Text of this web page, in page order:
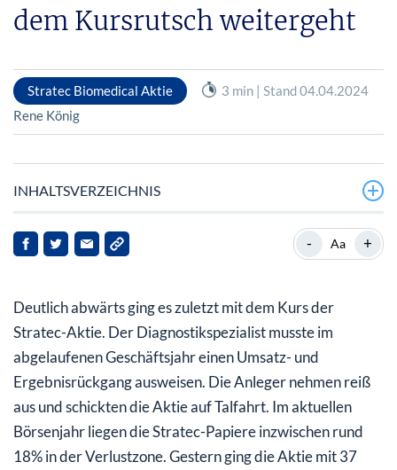
dem Kursrutsch weitergeht
Stratec Biomedical Aktie
3 min | Stand 04.04.2024
Rene König
INHALTSVERZEICHNIS
Marktführer bei Diagnostik-Automatisierungs-
Lösungen
Umsatz- und Ergebnisrückgang in 2023
Belebung ab dem zweiten Quartal erwartet
Analysten sind zurückhaltend
- Aa +
Deutlich abwärts ging es zuletzt mit dem Kurs der
Stratec-Aktie. Der Diagnostikspezialist musste im
abgelaufenen Geschäftsjahr einen Umsatz- und
Ergebnisrückgang ausweisen. Die Anleger nehmen reiß
aus und schickten die Aktie auf Talfahrt. Im aktuellen
Börsenjahr liegen die Stratec-Papiere inzwischen rund
18% in der Verlustzone. Gestern ging die Aktie mit 37